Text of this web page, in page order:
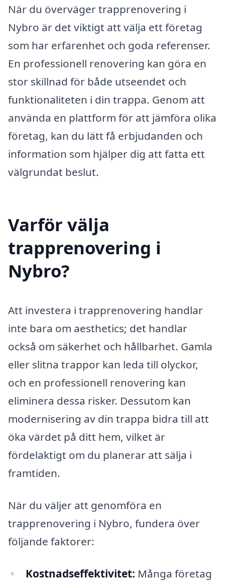
När du överväger trapprenovering i
Nybro är det viktigt att välja ett företag
som har erfarenhet och goda referenser.
En professionell renovering kan göra en
stor skillnad för både utseendet och
funktionaliteten i din trappa. Genom att
använda en plattform för att jämföra olika
företag, kan du lätt få erbjudanden och
information som hjälper dig att fatta ett
välgrundat beslut.
Varför välja
trapprenovering i
Nybro?
Att investera i trapprenovering handlar
inte bara om aesthetics; det handlar
också om säkerhet och hållbarhet. Gamla
eller slitna trappor kan leda till olyckor,
och en professionell renovering kan
eliminera dessa risker. Dessutom kan
modernisering av din trappa bidra till att
öka värdet på ditt hem, vilket är
fördelaktigt om du planerar att sälja i
framtiden.
När du väljer att genomföra en
trapprenovering i Nybro, fundera över
följande faktorer:
Kostnadseffektivitet: Många företag